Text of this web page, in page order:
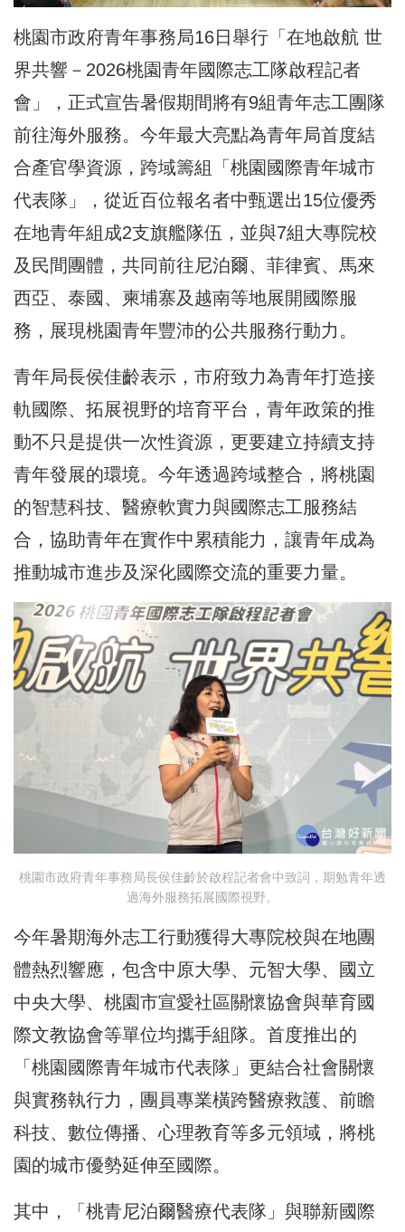
桃園市政府青年事務局16日舉行「在地啟航 世
界共響－2026桃園青年國際志工隊啟程記者
會」，正式宣告暑假期間將有9組青年志工團隊
前往海外服務。今年最大亮點為青年局首度結
合產官學資源，跨域籌組「桃園國際青年城市
代表隊」，從近百位報名者中甄選出15位優秀
在地青年組成2支旗艦隊伍，並與7組大專院校
及民間團體，共同前往尼泊爾、菲律賓、馬來
西亞、泰國、柬埔寨及越南等地展開國際服
務，展現桃園青年豐沛的公共服務行動力。
青年局長侯佳齡表示，市府致力為青年打造接
軌國際、拓展視野的培育平台，青年政策的推
動不只是提供一次性資源，更要建立持續支持
青年發展的環境。今年透過跨域整合，將桃園
的智慧科技、醫療軟實力與國際志工服務結
合，協助青年在實作中累積能力，讓青年成為
推動城市進步及深化國際交流的重要力量。
桃園市政府青年事務局長侯佳齡於啟程記者會中致詞，期勉青年透
過海外服務拓展國際視野。
今年暑期海外志工行動獲得大專院校與在地團
體熱烈響應，包含中原大學、元智大學、國立
中央大學、桃園市宣愛社區關懷協會與華育國
際文教協會等單位均攜手組隊。首度推出的
「桃園國際青年城市代表隊」更結合社會關懷
與實務執行力，團員專業橫跨醫療救護、前瞻
科技、數位傳播、心理教育等多元領域，將桃
園的城市優勢延伸至國際。
其中，「桃青尼泊爾醫療代表隊」與聯新國際